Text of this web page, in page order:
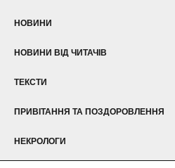
НОВИНИ
НОВИНИ ВІД ЧИТАЧІВ
ТЕКСТИ
ПРИВІТАННЯ ТА ПОЗДОРОВЛЕННЯ
НЕКРОЛОГИ